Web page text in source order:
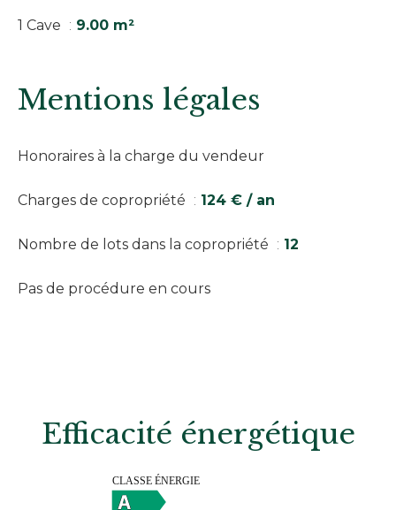
1 Cave 9.00 m²
Mentions légales
Honoraires à la charge du vendeur
Charges de copropriété 124 € / an
Nombre de lots dans la copropriété 12
Pas de procédure en cours
Efficacité énergétique